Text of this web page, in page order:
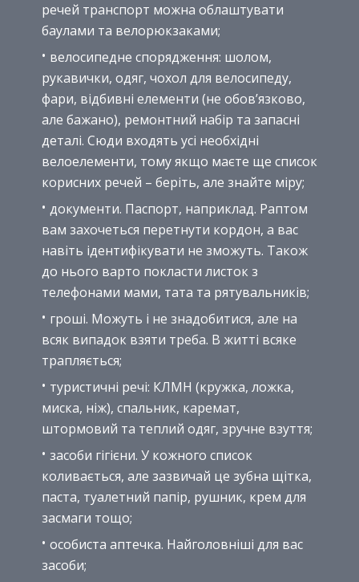
речей транспорт можна облаштувати
баулами та велорюкзаками;
велосипедне спорядження: шолом,
рукавички, одяг, чохол для велосипеду,
фари, відбивні елементи (не обов’язково,
але бажано), ремонтний набір та запасні
деталі. Сюди входять усі необхідні
велоелементи, тому якщо маєте ще список
корисних речей – беріть, але знайте міру;
документи. Паспорт, наприклад. Раптом
вам захочеться перетнути кордон, а вас
навіть ідентифікувати не зможуть. Також
до нього варто покласти листок з
телефонами мами, тата та рятувальників;
гроші. Можуть і не знадобитися, але на
всяк випадок взяти треба. В житті всяке
трапляється;
туристичні речі: КЛМН (кружка, ложка,
миска, ніж), спальник, каремат,
штормовий та теплий одяг, зручне взуття;
засоби гігієни. У кожного список
коливається, але зазвичай це зубна щітка,
паста, туалетний папір, рушник, крем для
засмаги тощо;
особиста аптечка. Найголовніші для вас
засоби;